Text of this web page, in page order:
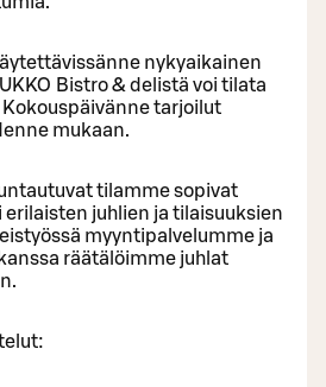
nykyaikainen
Bistro & delistä voi tilata
tarjoilut
mukaan.
tilamme sopivat
juhlien ja tilaisuuksien
myyntipalvelumme ja
räätälöimme juhlat